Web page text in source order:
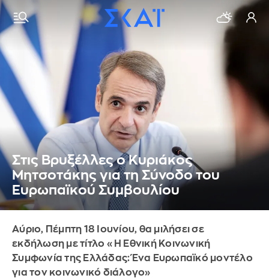
Στις Βρυξέλλες ο Κυριάκος
Μητσοτάκης για τη Σύνοδο του
Ευρωπαϊκού Συμβουλίου
Αύριο, Πέμπτη 18 Ιουνίου, θα μιλήσει σε
εκδήλωση με τίτλο «Η Εθνική Κοινωνική
Συμφωνία της Ελλάδας: Ένα Ευρωπαϊκό μοντέλο
για τον κοινωνικό διάλογο»